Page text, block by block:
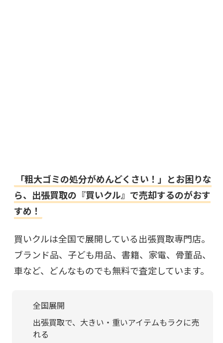
「粗大ゴミの処分がめんどくさい！」とお困りな
ら、出張買取の『買いクル』で売却するのがおす
すめ！
買いクルは全国で展開している出張買取専門店。
ブランド品、子ども用品、書籍、家電、骨董品、
車など、どんなものでも無料で査定しています。
全国展開
出張買取で、大きい・重いアイテムもラクに売
れる